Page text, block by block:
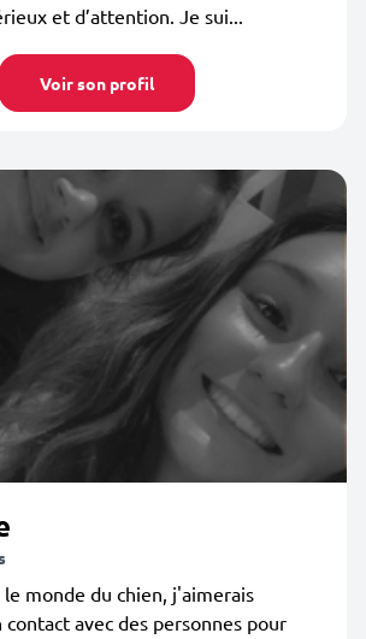
et d’attention. Je sui...
Voir son profil
le monde du chien, j'aimerais
avec des personnes pour